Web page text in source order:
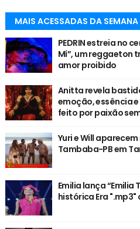
MAIS ACESSADAS DA SEMANA
PEDRIN estreia no
Mí”, um reggaeton
amor proibido
Anitta revela
emoção, essência
feito por paixão
Yuri e Will
Tambaba-PB em
Emilia lança “Emilia
histórica Era